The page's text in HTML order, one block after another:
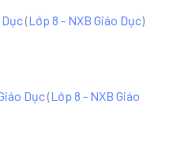
(Lớp 8 - NXB Giáo Dục)
Dục(Lớp 8 - NXB Giáo